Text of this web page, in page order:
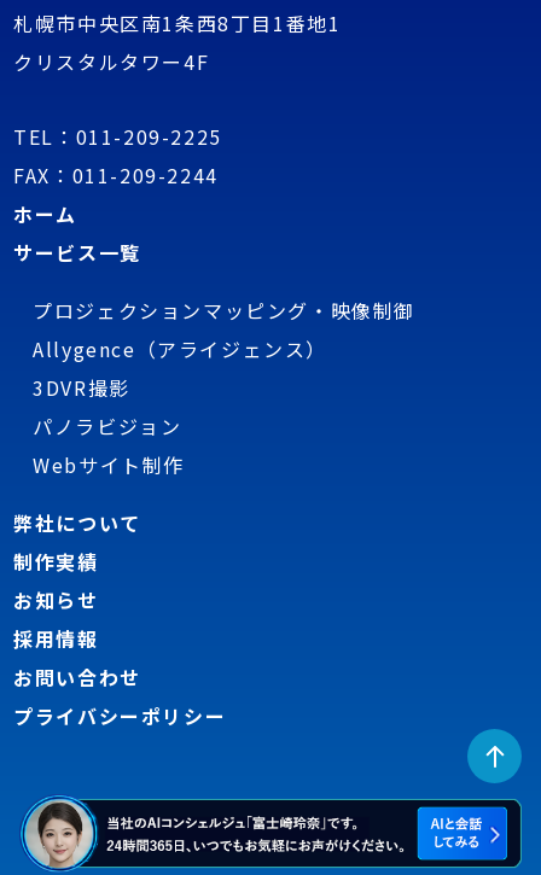
札幌市中央区南1条西8丁目1番地1
クリスタルタワー4F
TEL： 011-209-2225
FAX：011-209-2244
ホーム
サービス一覧
プロジェクションマッピング・映像制御
Allygence（アライジェンス）
3DVR撮影
パノラビジョン
Webサイト制作
弊社について
制作実績
お知らせ
採用情報
お問い合わせ
プライバシーポリシー
WISE PLANNING Co.,Ltd.